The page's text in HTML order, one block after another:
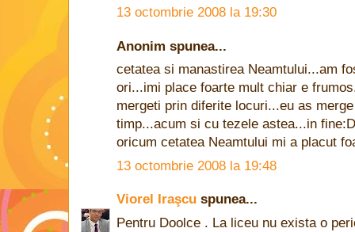
13 octombrie 2008 la 19:30
Anonim spunea...
cetatea si manastirea Neamtului...am
ori...imi place foarte mult chiar e
mergeti prin diferite locuri...eu as
timp...acum si cu tezele astea...in fine:D
oricum cetatea Neamtului mi a placut
13 octombrie 2008 la 19:48
Viorel Iraşcu spunea...
Pentru Doolce . La liceu nu exista o